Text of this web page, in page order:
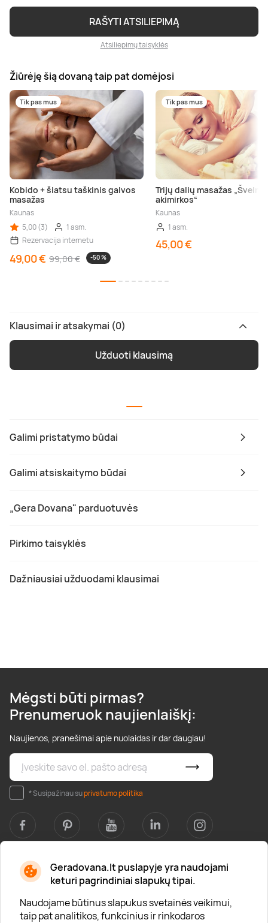
Geradovana.lt puslapyje yra naudojami
keturi pagrindiniai slapukų tipai.
Naudojame būtinus slapukus svetainės veikimui,
taip pat analitikos, funkcinius ir rinkodaros
Galimi pristatymo būdai
Galimi atsiskaitymo būdai
„Gera Dovana" parduotuvės
Pirkimo taisyklės
Dažniausiai užduodami klausimai
RAŠYTI ATSILIEPIMĄ
Atsiliepimų taisyklės
Žiūrėję šią dovaną taip pat domėjosi
Tik pas mus
Kobido + šiatsu taškinis galvos
masažas
Kaunas
5,00 (3)
1 asm.
Rezervacija internetu
49,00 € 99,00 € -50 %
Tik pas mus
Trijų dalių masažas
akimirkos“
Kaunas
1 asm.
45,00 €
Klausimai ir atsakymai (0)
Užduoti klausimą
Mėgsti būti pirmas?
Prenumeruok naujienlaiškį:
Naujienos, pranešimai apie nuolaidas ir dar daugiau!
* Susipažinau suprivatumo politika
Apie mus
Apie „Gera Dovana“
Lojalumo klubas